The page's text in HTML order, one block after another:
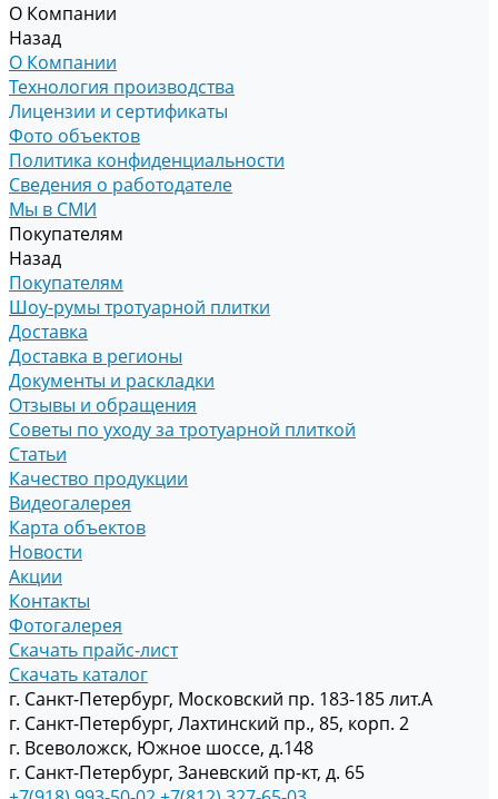
О Компании
Назад
О Компании
Технология производства
Лицензии и сертификаты
Фото объектов
Политика конфиденциальности
Сведения о работодателе
Мы в СМИ
Покупателям
Назад
Покупателям
Шоу-румы тротуарной плитки
Доставка
Доставка в регионы
Документы и раскладки
Отзывы и обращения
Советы по уходу за тротуарной плиткой
Статьи
Качество продукции
Видеогалерея
Карта объектов
Новости
Акции
Контакты
Фотогалерея
Скачать прайс-лист
Скачать каталог
г. Санкт-Петербург, Московский пр. 183-185 лит.А
г. Санкт-Петербург, Лахтинский пр., 85, корп. 2
г. Всеволожск, Южное шоссе, д.148
г. Санкт-Петербург, Заневский пр-кт, д. 65